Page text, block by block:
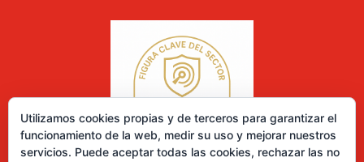
Utilizamos cookies propias y de terceros para garantizar el
funcionamiento de la web, medir su uso y mejorar nuestros
servicios. Puede aceptar todas las cookies, rechazar las no